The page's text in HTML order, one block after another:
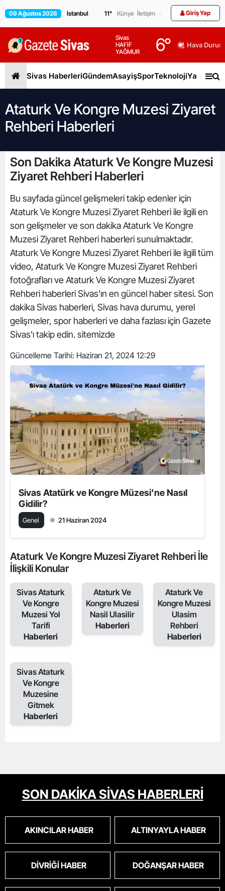
09 Ağustos 2026 11° Künye İletişim Giriş Yap
Sivas
HAFİF
YAĞMUR
6° Hava
Sivas HaberleriGündemAsayişSporTeknolojiYaşam
Ataturk Ve Kongre Muzesi Ziyaret
Rehberi Haberleri
Son Dakika Ataturk Ve Kongre Muzesi
Ziyaret Rehberi Haberleri
Bu sayfada güncel gelişmeleri takip edenler için
Ataturk Ve Kongre Muzesi Ziyaret Rehberi ile ilgili en
son gelişmeler ve son dakika Ataturk Ve Kongre
Muzesi Ziyaret Rehberi haberleri sunulmaktadır.
Ataturk Ve Kongre Muzesi Ziyaret Rehberi ile ilgili tüm
video, Ataturk Ve Kongre Muzesi Ziyaret Rehberi
fotoğrafları ve Ataturk Ve Kongre Muzesi Ziyaret
Rehberi haberleri Sivas'ın en güncel haber sitesi. Son
dakika Sivas haberleri, Sivas hava durumu, yerel
gelişmeler, spor haberleri ve daha fazlası için Gazete
Sivas'ı takip edin. sitemizde
Güncelleme Tarihi: Haziran 21, 2024 12:29
Sivas Atatürk ve Kongre Müzesi'ne Nasıl
Gidilir?
Genel 21 Haziran 2024
Ataturk Ve Kongre Muzesi Ziyaret Rehberi İle
İlişkili Konular
Sivas Ataturk
Ve Kongre
Muzesi Yol
Tarifi
Haberleri
Ataturk Ve
Kongre Muzesi
Nasil Ulasilir
Haberleri
Ataturk Ve
Kongre Muzesi
Ulasim
Rehberi
Haberleri
Sivas Ataturk
Ve Kongre
Muzesine
Gitmek
Haberleri
SON DAKİKA SİVAS HABERLERİ
AKINCILAR HABER ALTINYAYLA HABER
DIVRIĞI HABER DOĞANŞAR HABER